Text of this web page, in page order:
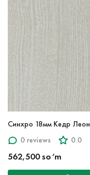
Синхро 18мм Кедр Леон
0 reviews
0.0
562,500 so‘m